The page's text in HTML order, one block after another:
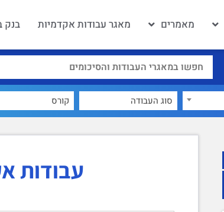
מאמרים מאגר עבודות אקדמיות בנק
קורס
עבודות